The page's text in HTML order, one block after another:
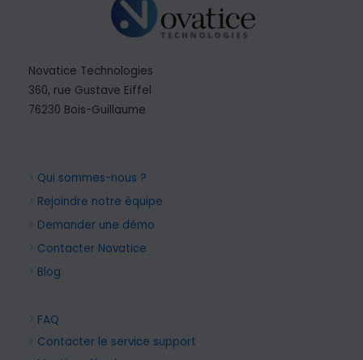
Novatice Technologies
360, rue Gustave Eiffel
76230 Bois-Guillaume
> Qui sommes-nous ?
> Rejoindre notre équipe
> Demander une démo
> Contacter Novatice
> Blog
> FAQ
> Contacter le service support